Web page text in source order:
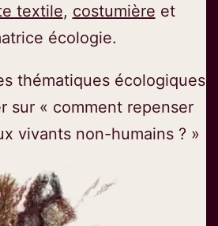
textile, costumière et
écologie.
thématiques écologiques
sur « comment repenser
vivants non-humains ? »